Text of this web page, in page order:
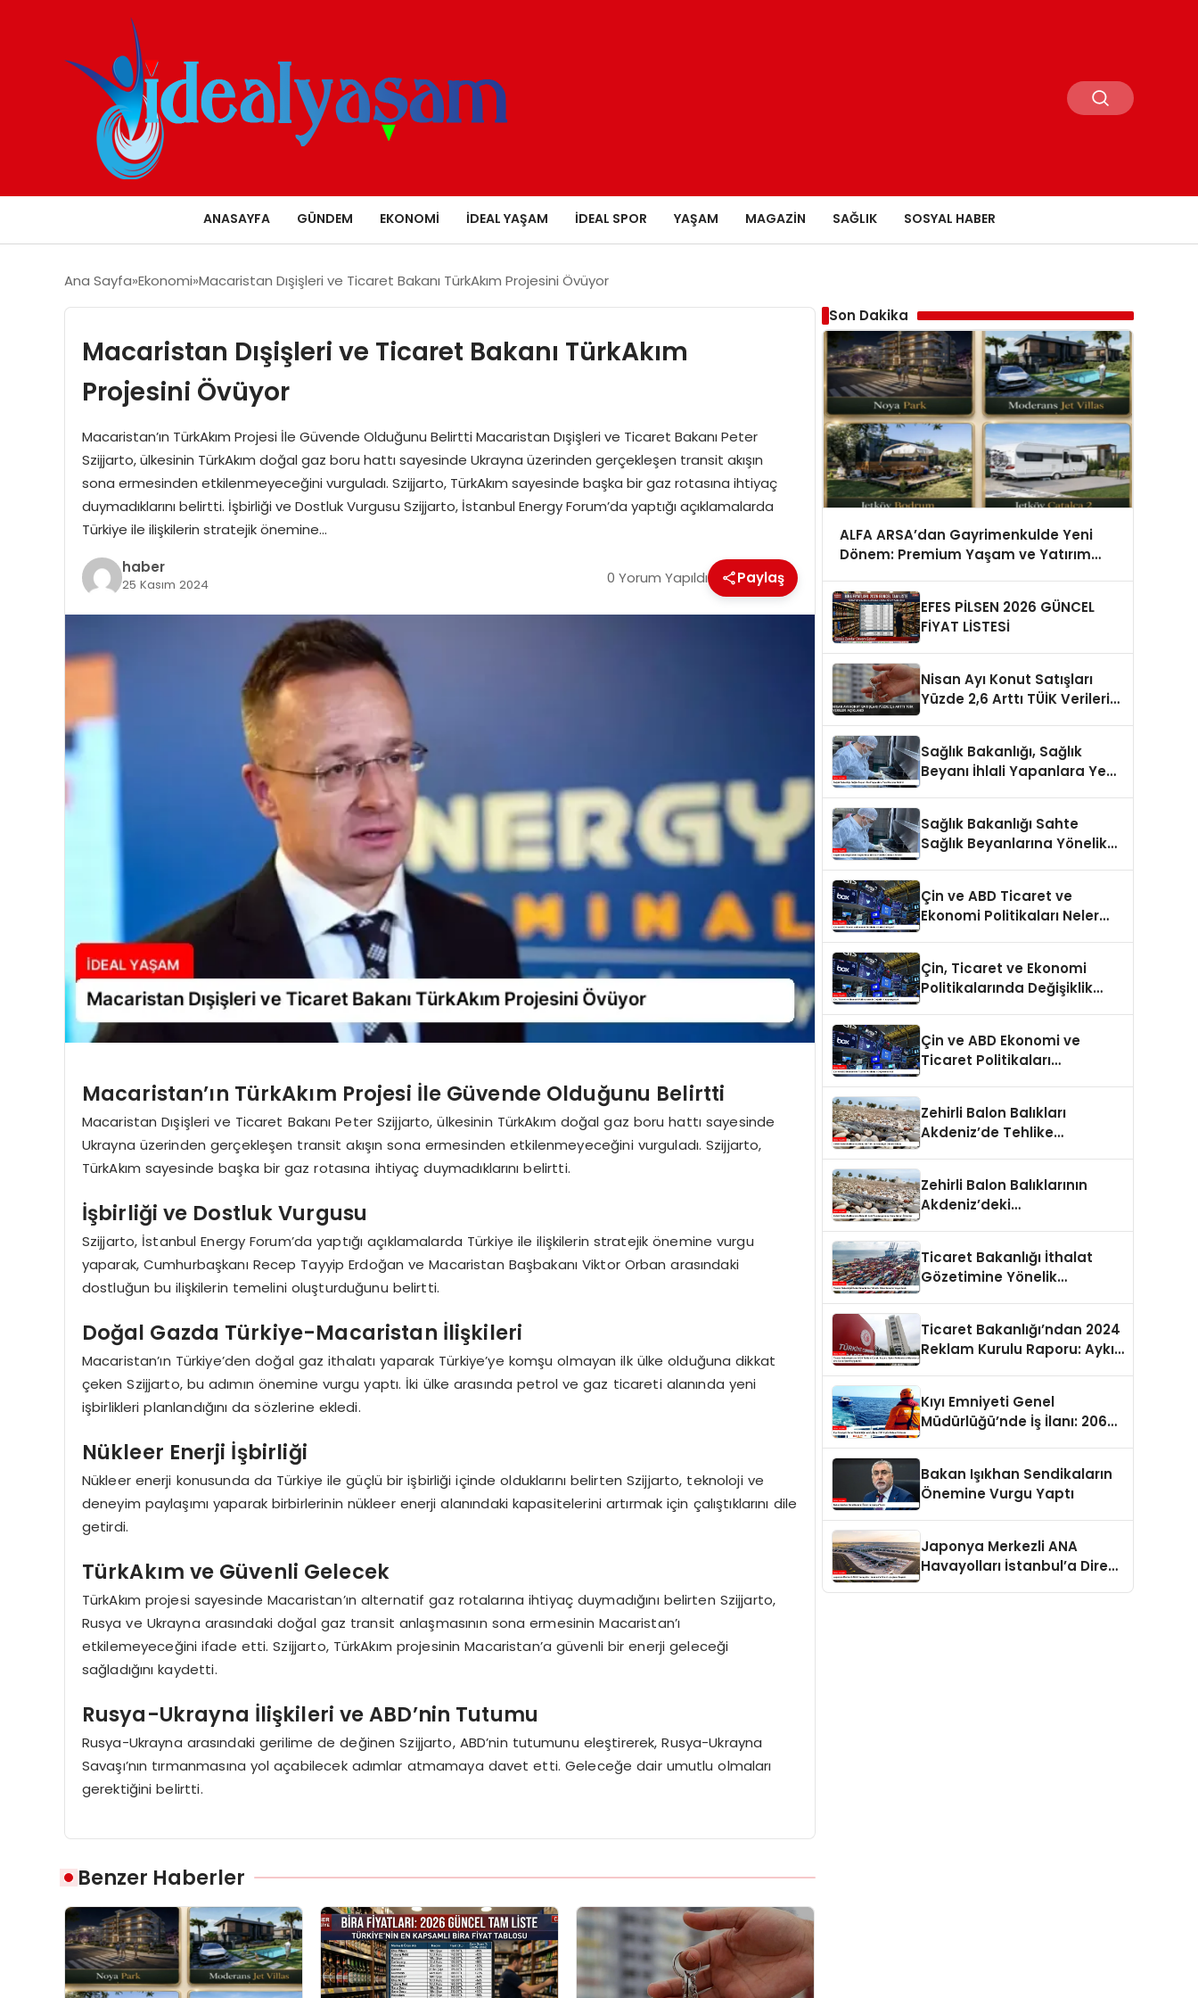
ANASAYFA GÜNDEM EKONOMI İDEAL YAŞAM İDEAL SPOR YAŞAM MAGAZIN SAĞLIK SOSYAL HABER
Ana Sayfa Ekonomi Macaristan Dışişleri ve Ticaret Bakanı TürkAkım Projesini Övüyor
Macaristan Dışişleri ve Ticaret Bakanı TürkAkım
Projesini Övüyor
Macaristan’ın TürkAkım Projesi İle Güvende Olduğunu Belirtti Macaristan Dışişleri ve Ticaret Bakanı Peter
Szijjarto, ülkesinin TürkAkım doğal gaz boru hattı sayesinde Ukrayna üzerinden gerçekleşen transit akışın
sona ermesinden etkilenmeyeceğini vurguladı. Szijjarto, TürkAkım sayesinde başka bir gaz rotasına ihtiyaç
duymadıklarını belirtti. İşbirliği ve Dostluk Vurgusu Szijjarto, İstanbul Energy Forum’da yaptığı açıklamalarda
Türkiye ile ilişkilerin stratejik önemine…
haber
25 Kasım 2024 0 Yorum Yapıldı Paylaş
Macaristan’ın TürkAkım Projesi İle Güvende Olduğunu Belirtti
Macaristan Dışişleri ve Ticaret Bakanı Peter Szijjarto, ülkesinin TürkAkım doğal gaz boru hattı sayesinde
Ukrayna üzerinden gerçekleşen transit akışın sona ermesinden etkilenmeyeceğini vurguladı. Szijjarto,
TürkAkım sayesinde başka bir gaz rotasına ihtiyaç duymadıklarını belirtti.
İşbirliği ve Dostluk Vurgusu
Szijjarto, İstanbul Energy Forum’da yaptığı açıklamalarda Türkiye ile ilişkilerin stratejik önemine vurgu
yaparak, Cumhurbaşkanı Recep Tayyip Erdoğan ve Macaristan Başbakanı Viktor Orban arasındaki
dostluğun bu ilişkilerin temelini oluşturduğunu belirtti.
Doğal Gazda Türkiye-Macaristan İlişkileri
Macaristan’ın Türkiye’den doğal gaz ithalatı yaparak Türkiye’ye komşu olmayan ilk ülke olduğuna dikkat
çeken Szijjarto, bu adımın önemine vurgu yaptı. İki ülke arasında petrol ve gaz ticareti alanında yeni
işbirlikleri planlandığını da sözlerine ekledi.
Nükleer Enerji İşbirliği
Nükleer enerji konusunda da Türkiye ile güçlü bir işbirliği içinde olduklarını belirten Szijjarto, teknoloji ve
deneyim paylaşımı yaparak birbirlerinin nükleer enerji alanındaki kapasitelerini artırmak için çalıştıklarını dile
getirdi.
TürkAkım ve Güvenli Gelecek
TürkAkım projesi sayesinde Macaristan’ın alternatif gaz rotalarına ihtiyaç duymadığını belirten Szijjarto,
Rusya ve Ukrayna arasındaki doğal gaz transit anlaşmasının sona ermesinin Macaristan’ı
etkilemeyeceğini ifade etti. Szijjarto, TürkAkım projesinin Macaristan’a güvenli bir enerji geleceği
sağladığını kaydetti.
Rusya-Ukrayna İlişkileri ve ABD’nin Tutumu
Rusya-Ukrayna arasındaki gerilime de değinen Szijjarto, ABD’nin tutumunu eleştirerek, Rusya-Ukrayna
Savaşı’nın tırmanmasına yol açabilecek adımlar atmamaya davet etti. Geleceğe dair umutlu olmaları
gerektiğini belirtti.
Benzer Haberler
Son Dakika
ALFA ARSA’dan Gayrimenkulde Yeni
Dönem: Premium Yaşam ve Yatırım
EFES PİLSEN 2026 GÜNCEL
FİYAT LİSTESİ
Nisan Ayı Konut Satışları
Yüzde 2,6 Arttı TÜİK Verileri
Sağlık Bakanlığı, Sağlık
Beyanı İhlali Yapanlara Yeni
Sağlık Bakanlığı Sahte
Sağlık Beyanlarına Yönelik
Çin ve ABD Ticaret ve
Ekonomi Politikaları Neler
Çin, Ticaret ve Ekonomi
Politikalarında Değişiklik
Çin ve ABD Ekonomi ve
Ticaret Politikaları
Zehirli Balon Balıkları
Akdeniz’de Tehlike
Zehirli Balon Balıklarının
Akdeniz’deki
Ticaret Bakanlığı İthalat
Gözetimine Yönelik
Ticaret Bakanlığı’ndan 2024
Reklam Kurulu Raporu: Aykırı
Kıyı Emniyeti Genel
Müdürlüğü’nde İş İlanı: 206
Bakan Işıkhan Sendikaların
Önemine Vurgu Yaptı
Japonya Merkezli ANA
Havayolları İstanbul’a Direkt